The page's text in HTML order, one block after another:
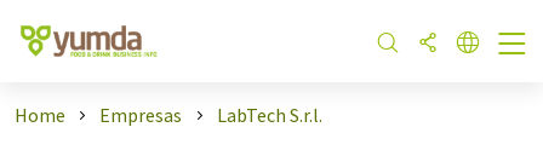
Home Empresas LabTech S.r.l.